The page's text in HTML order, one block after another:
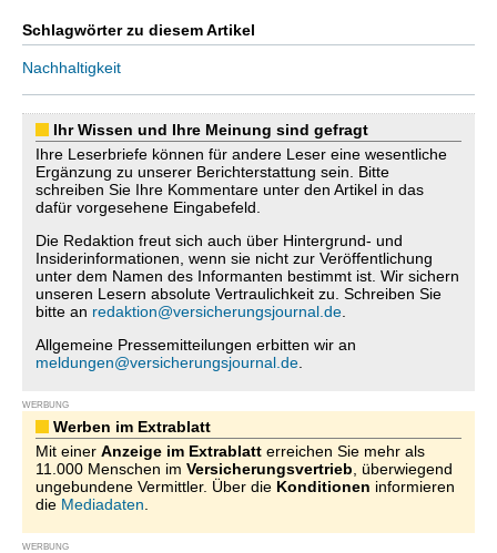
Schlagwörter zu diesem Artikel
Nachhaltigkeit
Ihr Wissen und Ihre Meinung sind gefragt
Ihre Leserbriefe können für andere Leser eine wesentliche
Ergänzung zu unserer Berichterstattung sein. Bitte
schreiben Sie Ihre Kommentare unter den Artikel in das
dafür vorgesehene Eingabefeld.
Die Redaktion freut sich auch über Hintergrund- und
Insiderinformationen, wenn sie nicht zur Veröffentlichung
unter dem Namen des Informanten bestimmt ist. Wir sichern
unseren Lesern absolute Vertraulichkeit zu. Schreiben Sie
bitte an redaktion@versicherungsjournal.de
Allgemeine Pressemitteilungen erbitten wir an
meldungen@versicherungsjournal.de
WERBUNG
Werben im Extrablatt
Mit einer Anzeige im Extrablatt erreichen Sie mehr als
11.000 Menschen im Versicherungsvertrieb , überwiegend
ungebundene Vermittler. Über die Konditionen informieren
die Mediadaten
WERBUNG